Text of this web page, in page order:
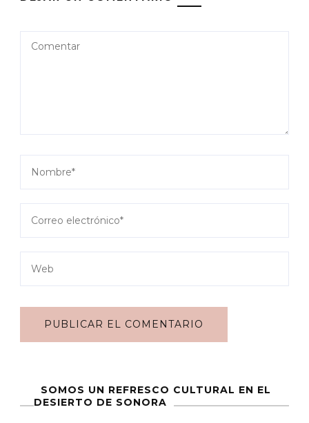
SOMOS UN REFRESCO CULTURAL EN EL
DESIERTO DE SONORA